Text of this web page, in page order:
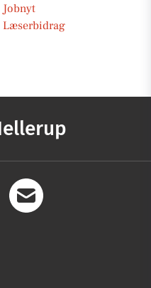
Jobnyt
Læserbidrag